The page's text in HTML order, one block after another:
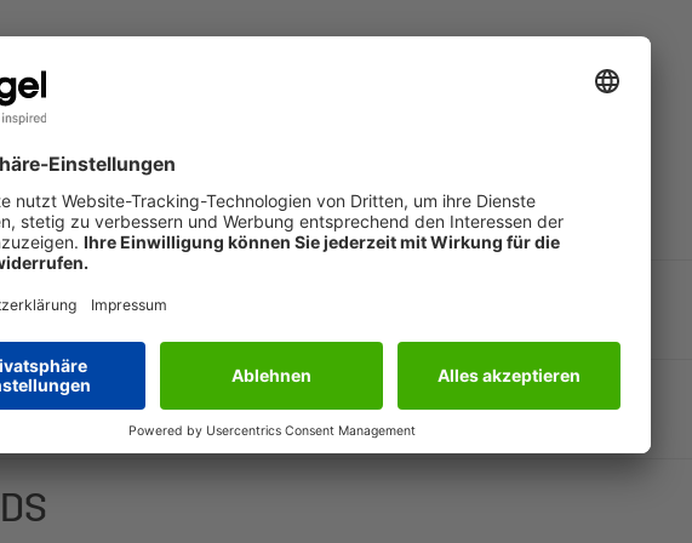
du unsere Produkte kaufen kannst? Dann kontaktiere uns über
dich über den passenden Fachhändler in deiner Nähe.
Mit einmaligem Motiv und ruck-zuck bedruckt: Glückwunsch-Karten
C6 (246 g/m², 10 Karten, Karte: Strukturkarton | Umschlag: Weißpapier).